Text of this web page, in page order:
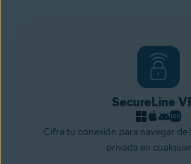
SecureLine
Cifra tu conexión para navegar de
privada en